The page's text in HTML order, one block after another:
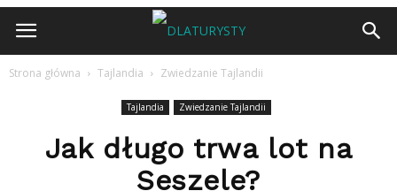
Strona główna Tajlandia Zwiedzanie Tajlandii
Tajlandia Zwiedzanie Tajlandii
Jak długo trwa lot na
Seszele?